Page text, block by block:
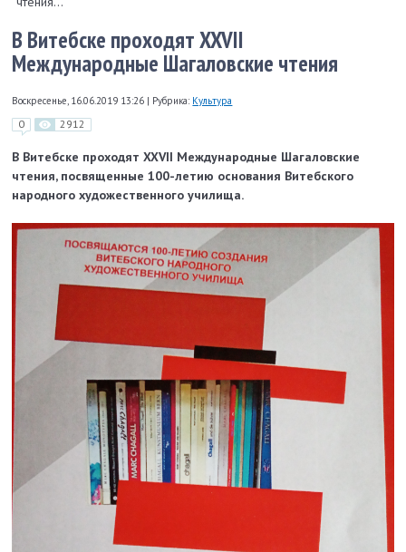
В Витебске проходят XXVII
Международные Шагаловские чтения
Воскресенье, 16.06.2019 13:26 | Рубрика: Культура
0 2912
В Витебске проходят XXVII Международные Шагаловские
чтения, посвященные 100-летию основания Витебского
народного художественного училища.